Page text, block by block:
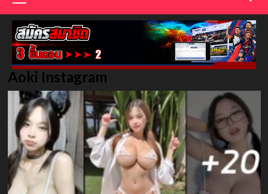
Aoki Instagram